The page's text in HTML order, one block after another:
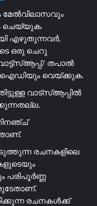
മേൽവിലാസവും
ചെയ്യുക.
എഴുതുന്നവർ,
ഒരു ചെറു
തപാൽ
ഐഡിയും വെയ്ക്കുക.
വാട്സ്ആപ്പിൽ
രചനകളിലെ
പരിപൂർണ്ണ
രചനകൾക്ക്